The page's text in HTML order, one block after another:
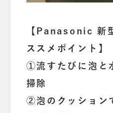
【Panasonic 新
ススメポイント】
①流すたびに泡と
掃除
②泡のクッション